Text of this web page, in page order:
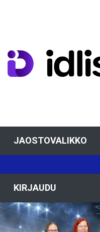
JAOSTOVALIKKO
KIRJAUDU